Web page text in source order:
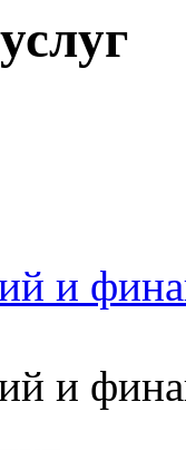
и
и